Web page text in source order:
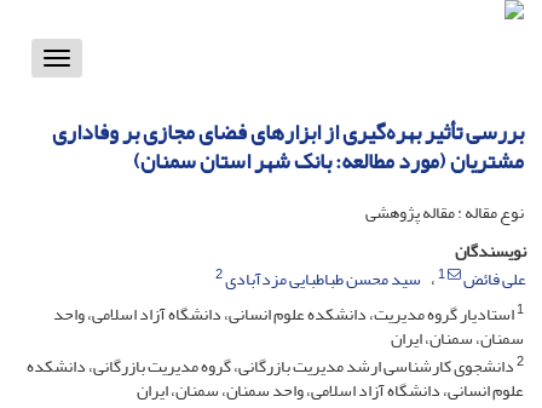
Toggle
بررسی تأثیر بهره‌گیری از ابزارهای فضای مجازی بر وفاداری
مشتریان (مورد مطالعه: بانک شهر استان سمنان)
نوع مقاله : مقاله پژوهشی
نویسندگان
علی فائض
1 سید محسن طباطبایی مزدآبادی2
1استادیار گروه مدیریت، دانشکده علوم انسانی، دانشگاه آزاد اسلامی، واحد
سمنان، سمنان، ایران
2دانشجوی کارشناسی ارشد مدیریت بازرگانی، گروه مدیریت بازرگانی، دانشکده
علوم انسانی، دانشگاه آزاد اسلامی، واحد سمنان، سمنان، ایران